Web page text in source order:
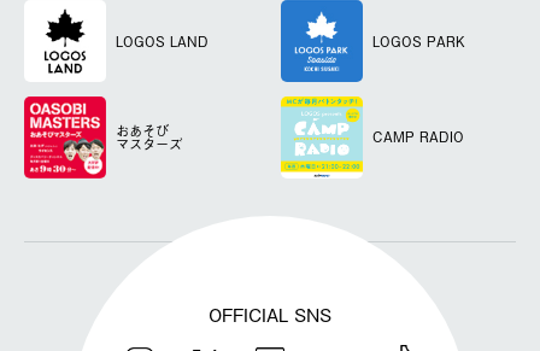
LOGOS LAND LOGOS PARK
おあそび
マスターズ CAMP RADIO
OFFICIAL SNS